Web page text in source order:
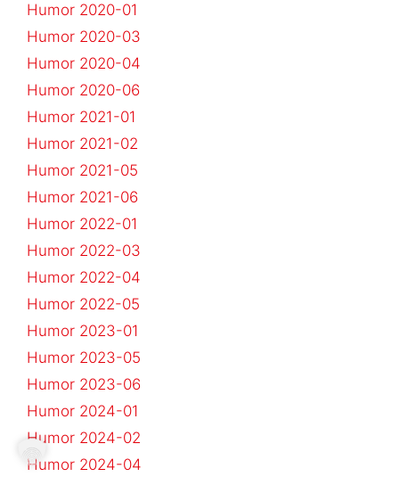
Humor 2020-01
Humor 2020-03
Humor 2020-04
Humor 2020-06
Humor 2021-01
Humor 2021-02
Humor 2021-05
Humor 2021-06
Humor 2022-01
Humor 2022-03
Humor 2022-04
Humor 2022-05
Humor 2023-01
Humor 2023-05
Humor 2023-06
Humor 2024-01
Humor 2024-02
Humor 2024-04